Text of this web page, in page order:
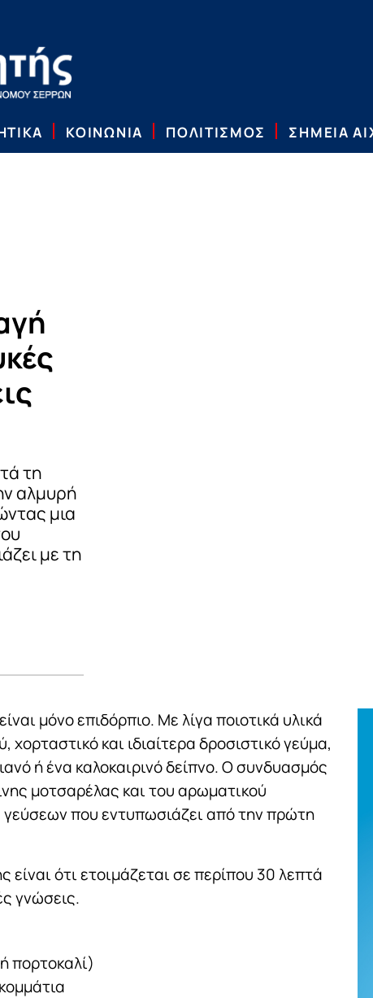
ΚΟΙΝΩΝΙΑ ΠΟΛΙΤΙΣΜΟΣ ΣΗΜΕΙΑ
τη
αλμυρή
μια
με τη
μόνο επιδόρπιο. Με λίγα ποιοτικά υλικά
και ιδιαίτερα δροσιστικό γεύμα,
ή ένα καλοκαιρινό δείπνο. Ο συνδυασμός
μοτσαρέλας και του αρωματικού
γεύσεων που εντυπωσιάζει από την πρώτη
ότι ετοιμάζεται σε περίπου 30 λεπτά
γνώσεις.
πορτοκαλί)